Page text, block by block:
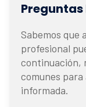
Sabemos que
profesional
continuación,
comunes
informada.